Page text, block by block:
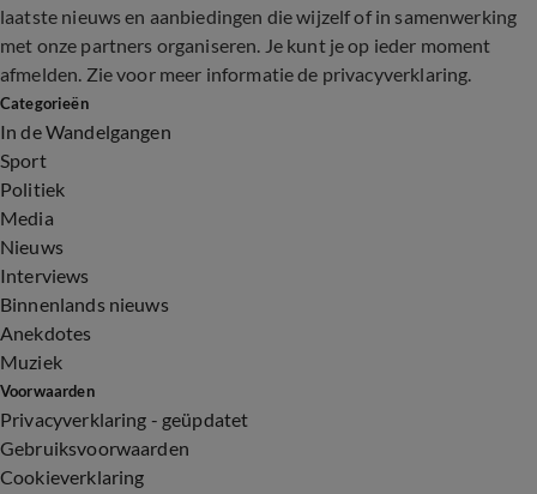
laatste nieuws en aanbiedingen die wijzelf of in samenwerking
met onze partners organiseren. Je kunt je op ieder moment
afmelden. Zie voor meer informatie de privacyverklaring.
Categorieën
In de Wandelgangen
Sport
Politiek
Media
Nieuws
Interviews
Binnenlands nieuws
Anekdotes
Muziek
Voorwaarden
Privacyverklaring - geüpdatet
Gebruiksvoorwaarden
Cookieverklaring